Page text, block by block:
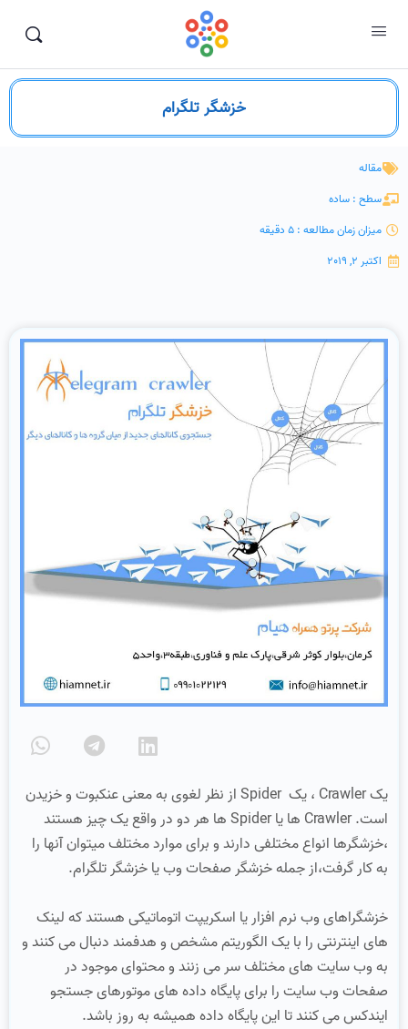
خزشگر تلگرام
مقاله
سطح : ساده
میزان زمان مطالعه : 5 دقیقه
اکتبر 2, 2019
یک Crawler ، یک Spider از نظر لغوی به معنی عنکبوت و خزیدن
است. Crawler ها یا Spider ها هر دو در واقع یک چیز هستند
،خزشگرها انواع مختلفی دارند و برای موارد مختلف میتوان آنها را
به کار گرفت،از جمله خزشگر صفحات وب یا خزشگر تلگرام.
خزشگراهای وب نرم افزار یا اسکریپت اتوماتیکی هستند که لینک
های اینترنتی را با یک الگوریتم مشخص و هدفمند دنبال می کنند و
به وب سایت های مختلف سر می زنند و محتوای موجود در
صفحات وب سایت را برای پایگاه داده های موتورهای جستجو
ایندکس می کنند تا این پایگاه داده همیشه به روز باشد.